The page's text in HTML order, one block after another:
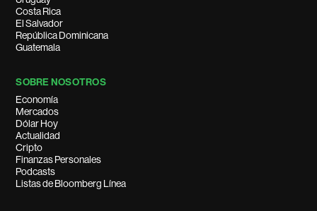
Costa Rica
El Salvador
República Dominicana
Guatemala
SOBRE NOSOTROS
Economía
Mercados
Dólar Hoy
Actualidad
Cripto
Finanzas Personales
Podcasts
Listas de Bloomberg Línea